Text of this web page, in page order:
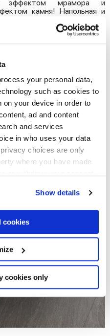
your personal data,
such as cookies to
your device in order to
ad and content
and services
in who uses your data
choices are only
where you have made
to:
your geographical
to within several
actively scanning it for
personal data is processed
details section.
content and ads, to
and to analyse our traffic.
Show details
cookies
cookies only
эффектом мрамора и
камня! Напольная и
материал, предлагая при
практичность и
желаемого эффекта и
создавая
вашим индивидуальны
времени и
кухню или выгодно
вы можете выбрать
мрамораFoyer
декор Inlay,
делают эту коллекцию
действительной
решением.
вас яркой графической
включающей 4 элегантных